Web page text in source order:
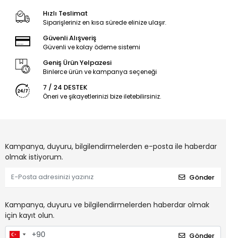
Hızlı Teslimat
Siparişleriniz en kısa sürede elinize ulaşır.
Güvenli Alışveriş
Güvenli ve kolay ödeme sistemi
Geniş Ürün Yelpazesi
Binlerce ürün ve kampanya seçeneği
7 / 24 DESTEK
Öneri ve şikayetlerinizi bize iletebilirsiniz.
Kampanya, duyuru, bilgilendirmelerden e-posta ile haberdar
olmak istiyorum.
Gönder
Kampanya, duyuru ve bilgilendirmelerden haberdar olmak
için kayıt olun.
Gönder